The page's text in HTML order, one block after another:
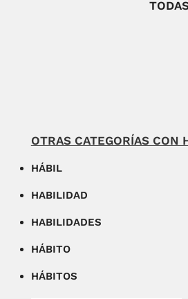
OTRAS CATEGORÍAS CON
HÁBIL
HABILIDAD
HABILIDADES
HÁBITO
HÁBITOS